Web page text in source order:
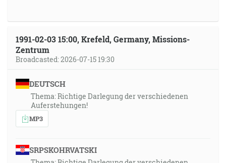
1991-02-03 15:00, Krefeld, Germany, Missions-
Zentrum
Broadcasted: 2026-07-15 19:30
DEUTSCH
Thema: Richtige Darlegung der verschiedenen
Auferstehungen!
MP3
SRPSKOHRVATSKI